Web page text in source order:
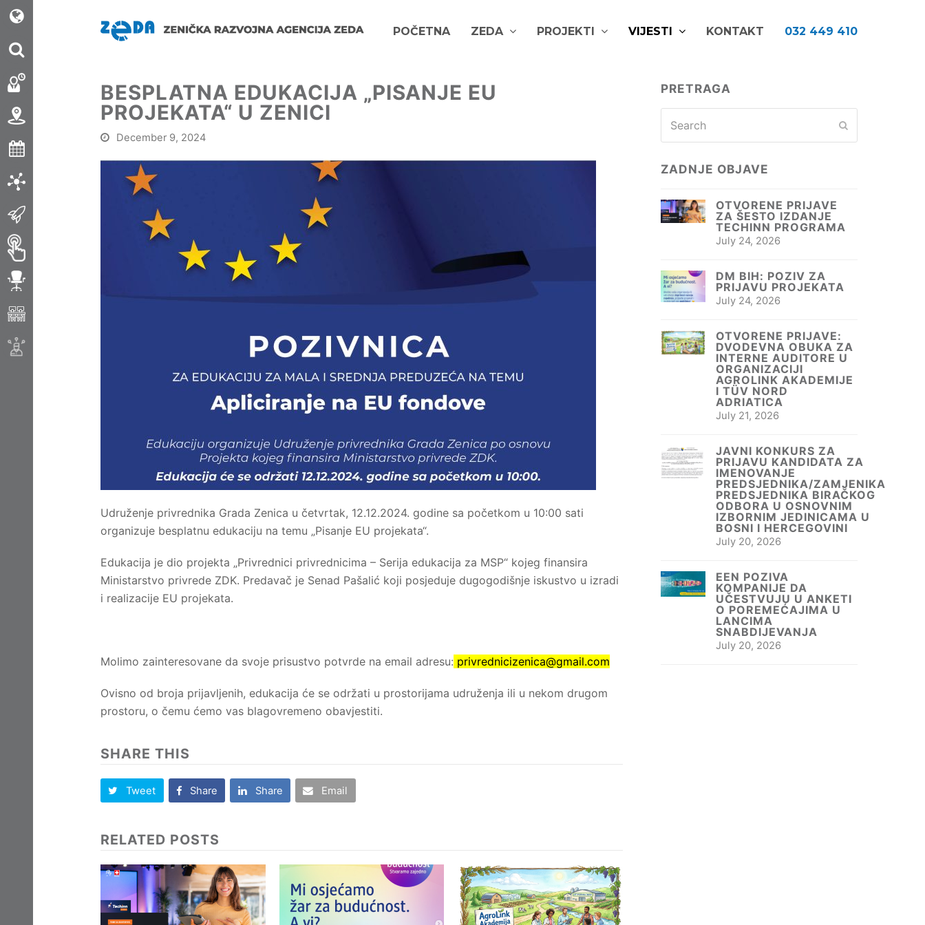
POČETNA ZEDA PROJEKTI VIJESTI KONTAKT 032 449 410
BESPLATNA EDUKACIJA „PISANJE EU
PROJEKATA“ U ZENICI
December 9, 2024
Udruženje privrednika Grada Zenica u četvrtak, 12.12.2024. godine sa početkom u 10:00 sati
organizuje besplatnu edukaciju na temu „Pisanje EU projekata“.
Edukacija je dio projekta „Privrednici privrednicima – Serija edukacija za MSP“ kojeg finansira
Ministarstvo privrede ZDK. Predavač je Senad Pašalić koji posjeduje dugogodišnje iskustvo u izradi
i realizacije EU projekata.
Molimo zainteresovane da svoje prisustvo potvrde na email adresu: privrednicizenica@gmail.com
Ovisno od broja prijavljenih, edukacija će se održati u prostorijama udruženja ili u nekom drugom
prostoru, o čemu ćemo vas blagovremeno obavjestiti.
SHARE THIS
Tweet Share Share Email
RELATED POSTS
PRETRAGA
ZADNJE OBJAVE
OTVORENE PRIJAVE
ZA ŠESTO IZDANJE
TECHINN PROGRAMA
July 24, 2026
DM BIH: POZIV ZA
PRIJAVU PROJEKATA
July 24, 2026
OTVORENE PRIJAVE:
DVODEVNA OBUKA ZA
INTERNE AUDITORE U
ORGANIZACIJI
AGROLINK AKADEMIJE
I TÜV NORD
ADRIATICA
July 21, 2026
JAVNI KONKURS ZA
PRIJAVU KANDIDATA ZA
IMENOVANJE
PREDSJEDNIKA/ZAMJENIKA
PREDSJEDNIKA BIRAČKOG
ODBORA U OSNOVNIM
IZBORNIM JEDINICAMA U
BOSNI I HERCEGOVINI
July 20, 2026
EEN POZIVA
KOMPANIJE DA
UČESTVUJU U ANKETI
O POREMEĆAJIMA U
LANCIMA
SNABDIJEVANJA
July 20, 2026